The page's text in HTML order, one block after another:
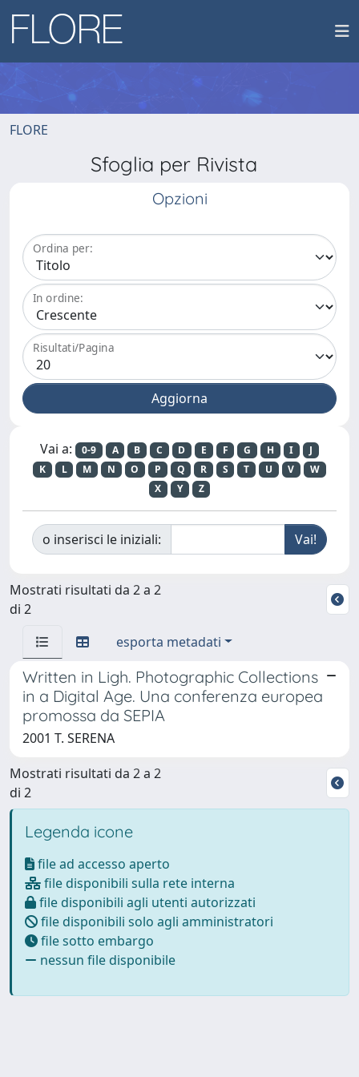
FLORE
Sfoglia per Rivista
Opzioni
Ordina per:
In ordine:
Risultati/Pagina
Vai a: 0-9 A B C D E F G H I
J
K
L M N O P Q R S T U V
W
X
Y Z
o inserisci le iniziali:
Mostrati risultati da 2 a 2
di 2
esporta metadati
Written in Ligh. Photographic Collections
in a Digital Age. Una conferenza europea
promossa da SEPIA
2001 T. SERENA
Mostrati risultati da 2 a 2
di 2
Legenda icone
file ad accesso aperto
file disponibili sulla rete interna
file disponibili agli utenti autorizzati
file disponibili solo agli amministratori
file sotto embargo
nessun file disponibile